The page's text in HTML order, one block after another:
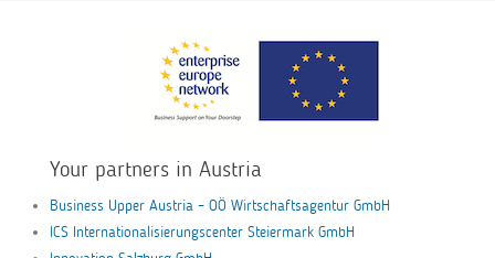
Your partners in Austria
Business Upper Austria – OÖ Wirtschaftsagentur GmbH
ICS Internationalisierungscenter Steiermark GmbH